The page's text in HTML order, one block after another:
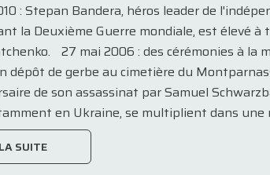
: Stepan Bandera, héros leader de
la Deuxième Guerre mondiale, est élevé
27 mai 2006 : des cérémonies à la
dépôt de gerbe au cimetière du
de son assassinat par Samuel
en Ukraine, se multiplient dans une
SUITE